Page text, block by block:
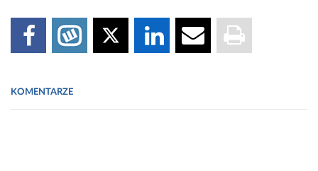
KOMENTARZE